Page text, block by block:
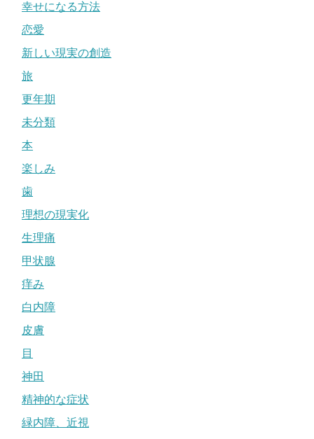
幸せになる方法
恋愛
新しい現実の創造
旅
更年期
未分類
本
楽しみ
歯
理想の現実化
生理痛
甲状腺
痒み
白内障
皮膚
目
神田
精神的な症状
緑内障、近視